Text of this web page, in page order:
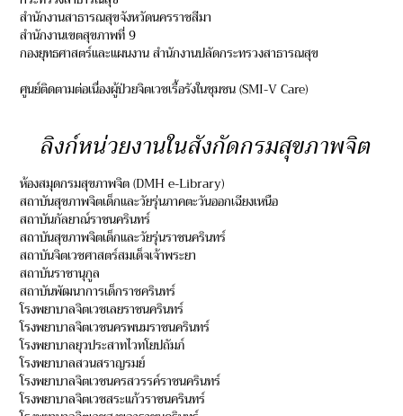
สำนักงานสาธารณสุขจังหวัดนครราชสีมา
สำนักงานเขตสุขภาพที่ 9
กองยุทธศาสตร์และแผนงาน สำนักงานปลัดกระทรวงสาธารณสุข
ศูนย์ติดตามต่อเนื่องผู้ป่วยจิตเวชเรื้อรังในชุมชน (SMI-V Care)
ลิงก์หน่วยงานในสังกัดกรมสุขภาพจิต
ห้องสมุดกรมสุขภาพจิต (DMH e-Library)
สถาบันสุขภาพจิตเด็กและวัยรุ่นภาคตะวันออกเฉียงเหนือ
สถาบันกัลยาณ์ราชนครินทร์
สถาบันสุขภาพจิตเด็กและวัยรุ่นราชนครินทร์
สถาบันจิตเวชศาสตร์สมเด็จเจ้าพระยา
สถาบันราชานุกูล
สถาบันพัฒนาการเด็กราชครินทร์
โรงพยาบาลจิตเวชเลยราชนครินทร์
โรงพยาบาลจิตเวชนครพนมราชนครินทร์
โรงพยาบาลยุวประสาทไวทโยปถัมภ์
โรงพยาบาลสวนสราญรมย์
โรงพยาบาลจิตเวชนครสวรรค์ราชนครินทร์
โรงพยาบาลจิตเวชสระแก้วราชนครินทร์